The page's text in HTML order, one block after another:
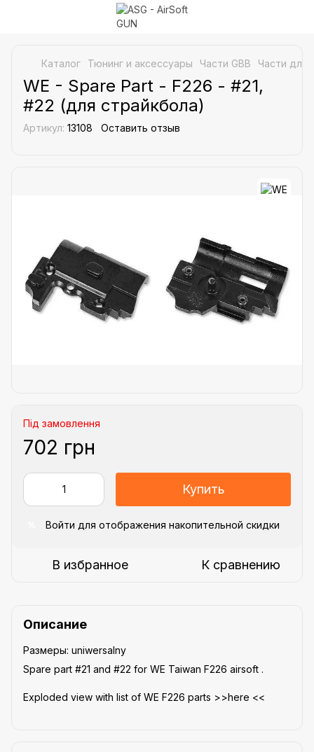
Каталог Тюнинг и аксессуары Части GBB Части для
WE - Spare Part - F226 - #21,
#22 (для страйкбола)
Артикул: 13108 Оставить отзыв
Під замовлення
702 грн
Купить
Войти для отображения накопительной скидки
В избранное К сравнению
Описание
Размеры: uniwersalny
Spare part #21 and #22 for WE Taiwan F226 airsoft .
Exploded view with list of WE F226 parts >>here <<